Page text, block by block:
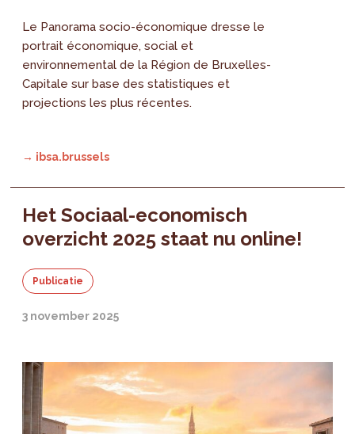
Le Panorama socio-économique dresse le
portrait économique, social et
environnemental de la Région de Bruxelles-
Capitale sur base des statistiques et
projections les plus récentes.
→ ibsa.brussels
Het Sociaal-economisch
overzicht 2025 staat nu online!
Publicatie
3 november 2025